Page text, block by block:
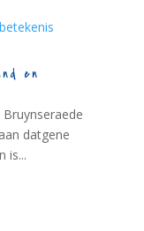
en
datgene
is...